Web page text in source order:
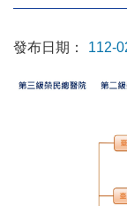
發布日期： 112-